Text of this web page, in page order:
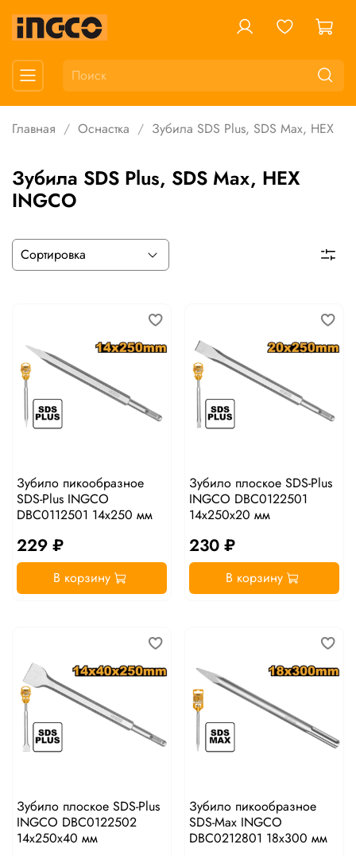
Главная Оснастка Зубила SDS Plus, SDS Max, HEX
Зубила SDS Plus, SDS Max, HEX
INGCO
Зубило пикообразное
SDS-Plus INGCO
DBC0112501 14x250 мм
229 ₽
В корзину
Зубило плоское SDS-Plus
INGCO DBC0122501
14x250х20 мм
230 ₽
В корзину
Зубило плоское SDS-Plus
INGCO DBC0122502
14x250х40 мм
Зубило пикообразное
SDS-Max INGCO
DBC0212801 18x300 мм